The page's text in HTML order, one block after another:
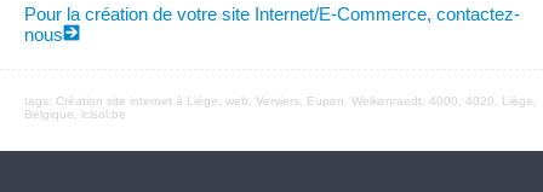
Pour la création de votre site Internet/E-Commerce, contactez-
nous
tags: Création site internet à Liège web , Verviers, Eupen, Welkenraedt , 4000, 4020, Liège,
Belgique, icisol.be